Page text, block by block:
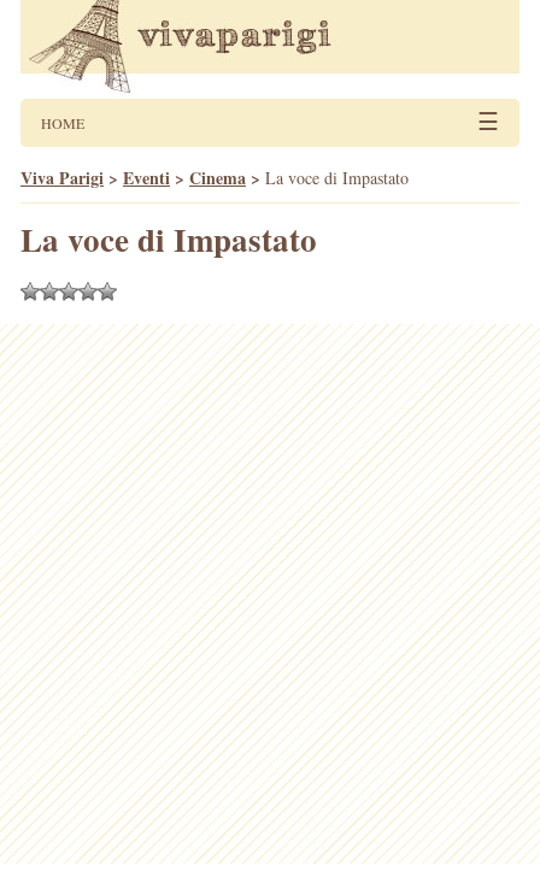
HOME ☰
Viva Parigi > Eventi > Cinema > La voce di Impastato
La voce di Impastato